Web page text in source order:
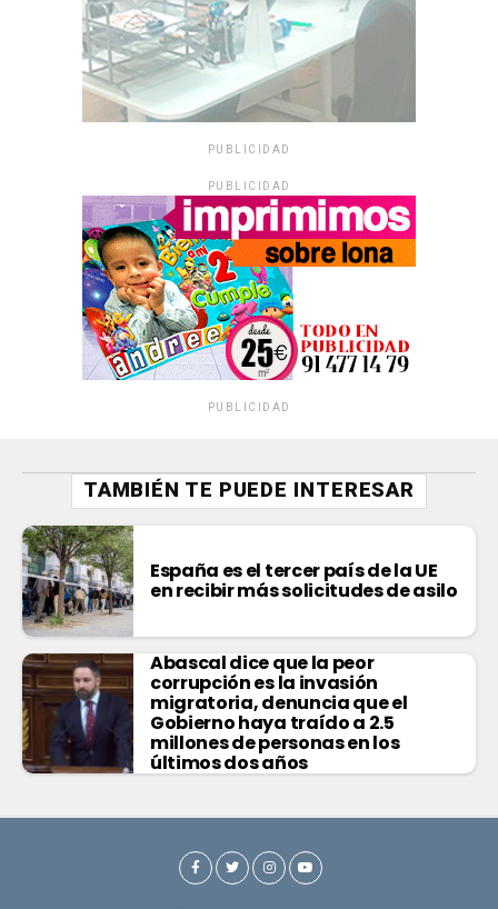
PUBLICIDAD
PUBLICIDAD
PUBLICIDAD
TAMBIÉN TE PUEDE INTERESAR
España es el tercer país de la UE
en recibir más solicitudes de asilo
Abascal dice que la peor
corrupción es la invasión
migratoria, denuncia que el
Gobierno haya traído a 2.5
millones de personas en los
últimos dos años